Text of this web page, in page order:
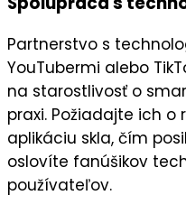
Partnerstvo s
YouTubermi alebo
na starostlivosť o
praxi. Požiadajte ich o
aplikáciu skla, čím
oslovíte fanúšikov
používateľov.